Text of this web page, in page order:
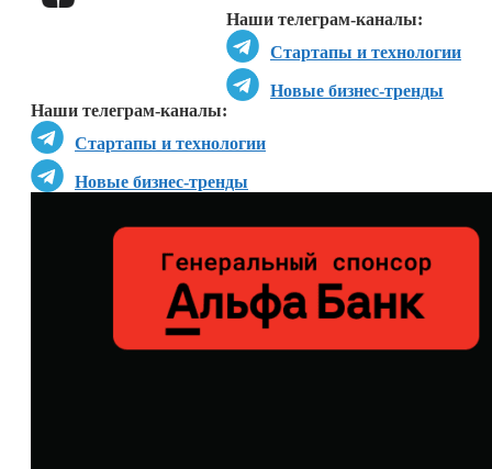
Наши телеграм-каналы:
Стартапы и технологии
Новые бизнес-тренды
Наши телеграм-каналы:
Стартапы и технологии
Новые бизнес-тренды